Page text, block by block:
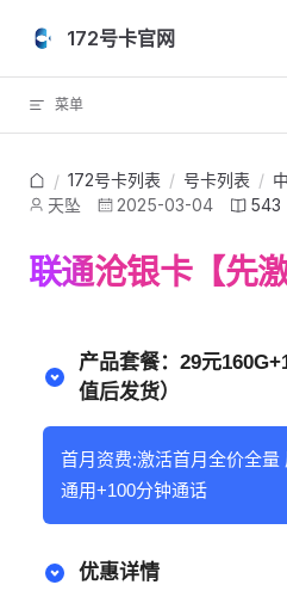
Skip to content
172号卡官网
菜单
/ 172号卡列表 / 号卡列表 /
天坠
2025-03-04 543
联通沧银卡【先
产品套餐：29元
值后发货）
首月资费:激活首月全价全量
通用+100分钟通话
优惠详情